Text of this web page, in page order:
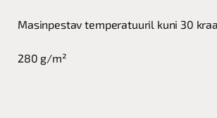
Masinpestav temperatuuril kuni 30
280 g/m²